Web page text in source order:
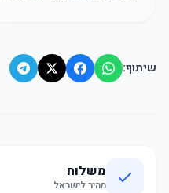
שיתוף:
משלוח
מהיר לישראל